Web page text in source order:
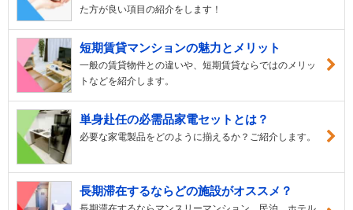
た方が良い項目の紹介をします！
短期賃貸マンションの魅力とメリット
一般の賃貸物件との違いや、短期賃貸ならではのメリッ
トなどを紹介します。
単身赴任の必需品家電セットとは？
必要な家電製品をどのように揃えるか？ご紹介します。
長期滞在するならどの施設がオススメ？